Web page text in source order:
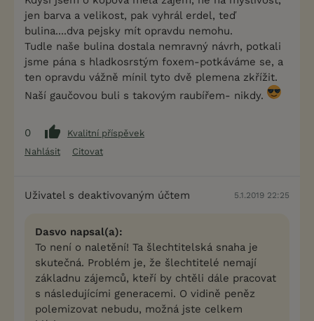
jen barva a velikost, pak vyhrál erdel, teď
bulina....dva pejsky mít opravdu nemohu.
Tudle naše bulina dostala nemravný návrh, potkali
jsme pána s hladkosrstým foxem-potkáváme se, a
ten opravdu vážně mínil tyto dvě plemena zkřížit.
Naší gaučovou buli s takovým raubířem- nikdy.
0
Kvalitní příspěvek
Nahlásit
Citovat
Uživatel s deaktivovaným účtem 5.1.2019 22:25
Dasvo napsal(a):
To není o naletění! Ta šlechtitelská snaha je
skutečná. Problém je, že šlechtitelé nemají
základnu zájemců, kteří by chtěli dále pracovat
s následujícími generacemi. O vidině peněz
polemizovat nebudu, možná jste celkem